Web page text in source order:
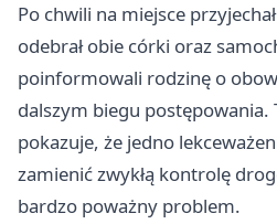
Po chwili na miejsce
odebrał obie córki oraz
poinformowali rodzinę o
dalszym biegu postępowania.
pokazuje, że jedno
zamienić zwykłą kontrolę
bardzo poważny problem.